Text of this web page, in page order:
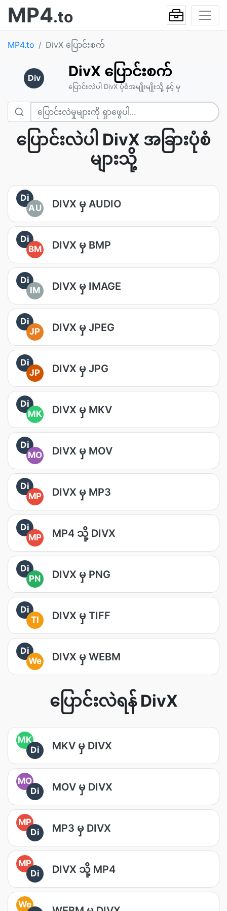
MP4.to
MP4.to DivX ပြောင်းစက်
Div DivX ပြောင်းစက်
ပြောင်းလဲပါ DivX ပုံစံအမျိုးမျိုးသို့ နှင့် မှ
ပြောင်းလဲပါ DivX အခြားပုံစံ
များသို့
Di
AU
DIVX မှ AUDIO
Di
BM
DIVX မှ BMP
Di
IM
DIVX မှ IMAGE
Di
JP
DIVX မှ JPEG
Di
JP
DIVX မှ JPG
Di
MK
DIVX မှ MKV
Di
MO
DIVX မှ MOV
Di
MP
DIVX မှ MP3
Di
MP
MP4 သို့ DIVX
Di
PN
DIVX မှ PNG
Di
TI
DIVX မှ TIFF
Di
We
DIVX မှ WEBM
ပြောင်းလဲရန် DivX
MK
Di
MKV မှ DIVX
MO
Di
MOV မှ DIVX
MP
Di
MP3 မှ DIVX
MP
Di
DIVX သို့ MP4
We